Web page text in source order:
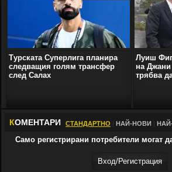
Турската Суперлига планира
следващия голям трансфер
след Салах
Луиш
на
трябва
КОМЕНТАРИ СТАНДАРТНО НАЙ-НОВИ
Само регистрирани потребители могат
Вход/Регистрaция